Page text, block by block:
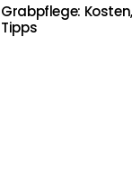
Grabpflege:
Tipps